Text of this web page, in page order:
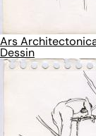
Ars
Dessin